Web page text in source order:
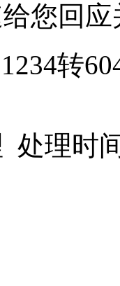
您回
转
处理时